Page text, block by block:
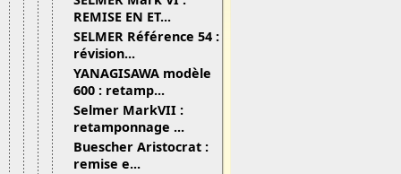
REMISE EN ET...
SELMER Référence 54 :
révision...
YANAGISAWA modèle
600 : retamp...
Selmer MarkVII :
retamponnage ...
Buescher Aristocrat :
remise e...